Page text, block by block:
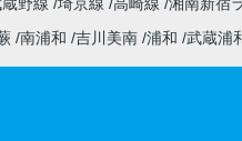
南浦和 吉川美南 浦和 武蔵浦